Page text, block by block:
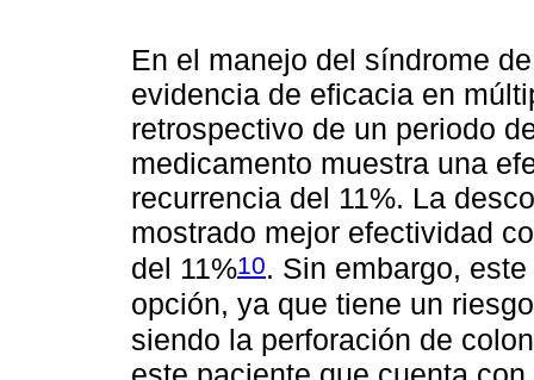
En el manejo del síndrome
evidencia de eficacia en
retrospectivo de un periodo
medicamento muestra una
recurrencia del 11%. La
mostrado mejor efectividad
del 11%10. Sin embargo,
opción, ya que tiene un
siendo la perforación de